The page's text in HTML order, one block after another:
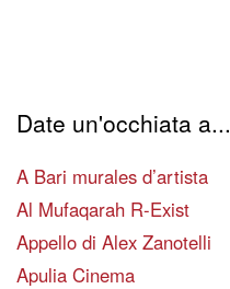
Date un'occhiata a...
A Bari murales d’artista
Al Mufaqarah R-Exist
Appello di Alex Zanotelli
Apulia Cinema